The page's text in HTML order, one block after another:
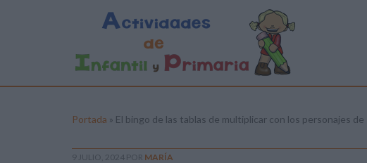
Portada » El bingo de las tablas de multiplicar con los personajes
9 JULIO, 2024 POR MARÍA